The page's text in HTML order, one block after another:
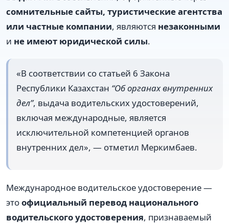
сомнительные сайты, туристические агентства
или частные компании, являются незаконными
и не имеют юридической силы.
«В соответствии со статьей 6 Закона
Республики Казахстан “Об органах внутренних
дел”, выдача водительских удостоверений,
включая международные, является
исключительной компетенцией органов
внутренних дел», — отметил Меркимбаев.
Международное водительское удостоверение —
этоофициальный перевод национального
водительского удостоверения, признаваемый